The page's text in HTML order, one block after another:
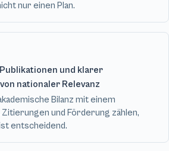
nur einen Plan.
und klarer
nationaler Relevanz
Bilanz mit einem
und Förderung zählen,
entscheidend.